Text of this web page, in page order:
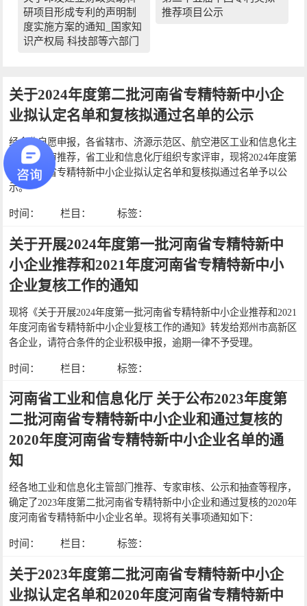
研项目形成专利的声明制
度实施方案的通知_国家知
识产权局 科技部等六部门
推荐项目公示
关于2024年度第二批河南省专精特新中小企
业拟认定名单和复核拟通过名单的公示
经企业自愿申报，各省辖市、济源示范区、航空港区工业和信息化主
管部门初审推荐，省工业和信息化厅组织专家评审，现将2024年度第
二批河南省专精特新中小企业拟认定名单和复核拟通过名单予以公
示。
时间： 栏目： 标签：
关于开展2024年度第一批河南省专精特新中
小企业推荐和2021年度河南省专精特新中小
企业复核工作的通知
现将《关于开展2024年度第一批河南省专精特新中小企业推荐和2021
年度河南省专精特新中小企业复核工作的通知》转发给郑州市高新区
各企业，请符合条件的企业积极申报，逾期一律不予受理。
时间： 栏目： 标签：
河南省工业和信息化厅 关于公布2023年度第
二批河南省专精特新中小企业和通过复核的
2020年度河南省专精特新中小企业名单的通
知
经各地工业和信息化主管部门推荐、专家审核、公示和抽查等程序，
确定了2023年度第二批河南省专精特新中小企业和通过复核的2020年
度河南省专精特新中小企业名单。现将有关事项通知如下：
时间： 栏目： 标签：
关于2023年度第二批河南省专精特新中小企
业拟认定名单和2020年度河南省专精特新中